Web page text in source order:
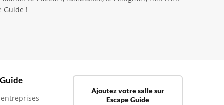
Guide !
Ajoutez votre salle sur
Escape Guide